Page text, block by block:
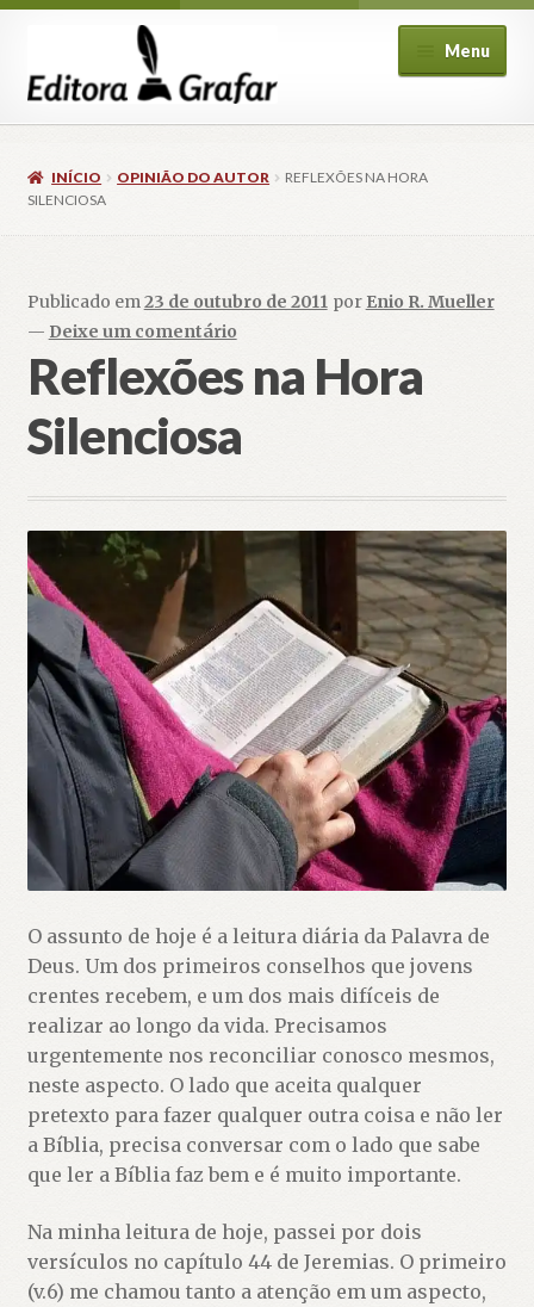
para
navegação
para
o
conteúdo
Menu
INÍCIO OPINIÃO DO AUTOR
REFLEXÕES NA HORA
SILENCIOSA
Publicado em23 de outubro de 2011 por Enio R. Mueller
— Deixe um comentário
Reflexões na Hora
Silenciosa
O assunto de hoje é a leitura diária da Palavra de
Deus. Um dos primeiros conselhos que jovens
crentes recebem, e um dos mais difíceis de
realizar ao longo da vida. Precisamos
urgentemente nos reconciliar conosco mesmos,
neste aspecto. O lado que aceita qualquer
pretexto para fazer qualquer outra coisa e não ler
a Bíblia, precisa conversar com o lado que sabe
que ler a Bíblia faz bem e é muito importante.
Na minha leitura de hoje, passei por dois
versículos no capítulo 44 de Jeremias. O primeiro
(v.6) me chamou tanto a atenção em um aspecto,